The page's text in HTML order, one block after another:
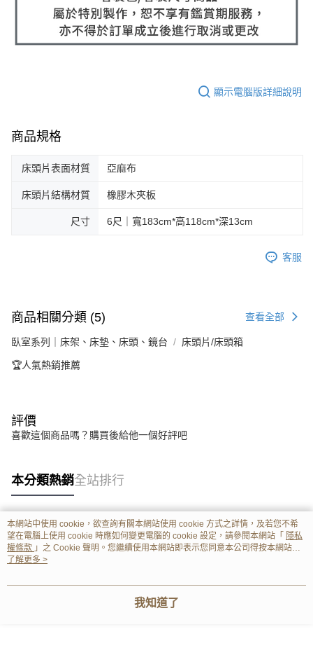
顯示電腦版詳細說明
商品規格
床頭片表面材質 亞麻布
床頭片結構材質 橡膠木夾板
尺寸 6尺｜寬183cm*高118cm*深13cm
客服
商品相關分類 (5) 查看全部
臥室系列｜床架、床墊、床頭、鏡台 床頭片/床頭箱
🏆人氣熱銷推薦
評價
喜歡這個商品嗎？購買後給他一個好評吧
本分類熱銷全站排行
熱門標籤
本網站中使用 cookie，欲查詢有關本網站使用 cookie 方式之詳情，及若您不希
望在電腦上使用 cookie 時應如何變更電腦的 cookie 設定，請參閱本網站「 隱私
權條款 」之 Cookie 聲明。您繼續使用本網站即表示您同意本公司得按本網站使
用條款之 Cookie 聲明使用 cookie。
了解更多 >
我知道了